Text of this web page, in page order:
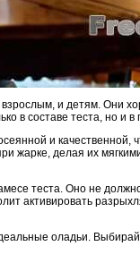
и детям. Они
в составе теста, но и в
и
жарке, делая их
теста. Оно не
активировать
оладьи.